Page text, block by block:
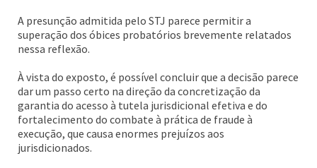
A presunção admitida pelo STJ parece permitir a
superação dos óbices probatórios brevemente relatados
nessa reflexão.
À vista do exposto, é possível concluir que a decisão parece
dar um passo certo na direção da concretização da
garantia do acesso à tutela jurisdicional efetiva e do
fortalecimento do combate à prática de fraude à
execução, que causa enormes prejuízos aos
jurisdicionados.